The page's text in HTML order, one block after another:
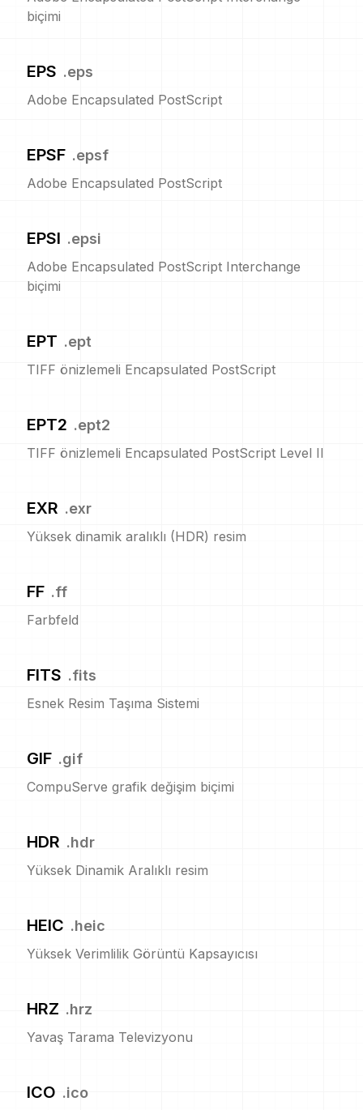
biçimi
EPS .eps
Adobe Encapsulated PostScript
EPSF .epsf
Adobe Encapsulated PostScript
EPSI .epsi
Adobe Encapsulated PostScript Interchange
biçimi
EPT .ept
TIFF önizlemeli Encapsulated PostScript
EPT2 .ept2
TIFF önizlemeli Encapsulated PostScript Level II
EXR .exr
Yüksek dinamik aralıklı (HDR) resim
FF .ff
Farbfeld
FITS .fits
Esnek Resim Taşıma Sistemi
GIF .gif
CompuServe grafik değişim biçimi
HDR .hdr
Yüksek Dinamik Aralıklı resim
HEIC .heic
Yüksek Verimlilik Görüntü Kapsayıcısı
HRZ .hrz
Yavaş Tarama Televizyonu
ICO .ico